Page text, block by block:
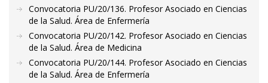
Convocatoria PU/20/136. Profesor Asociado en Ciencias
de la Salud. Área de Enfermería
Convocatoria PU/20/142. Profesor Asociado en Ciencias
de la Salud. Área de Medicina
Convocatoria PU/20/144. Profesor Asociado en Ciencias
de la Salud. Área de Enfermería